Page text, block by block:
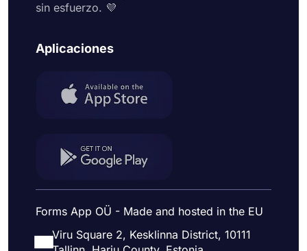
sin esfuerzo. 💜
Aplicaciones
Forms App OÜ - Made and hosted in the EU
Viru Square 2, Kesklinna District, 10111